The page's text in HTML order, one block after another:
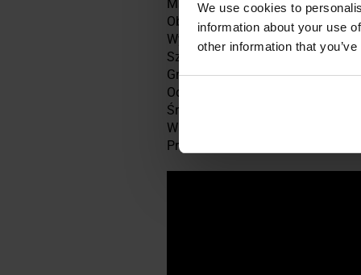
We use cookies to
information about your use
other information that
Materiał: żeliwo
Obwód: 42 cm
Wysokość: 20,8 cm
Szerokość rączki: 18,5 cm
Grubość rączki: 3,6 cm
Odstęp pod rączką: 6,1 cm
Średnica podstawy kettla: 9 cm
Waga: 10 kg
Producent: